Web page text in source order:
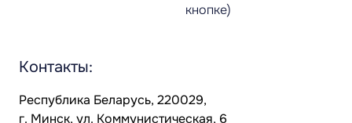
кнопке)
Контакты:
Республика Беларусь, 220029,
г. Минск, ул. Коммунистическая, 6